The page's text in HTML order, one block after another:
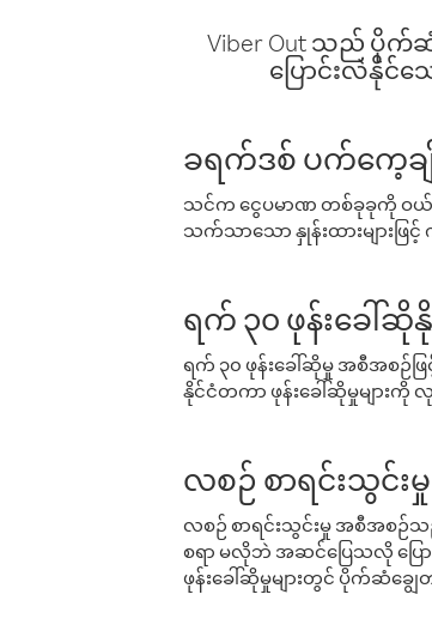
Viber Out သည် ပိုက်
ပြောင်းလဲနိုင်
ခရက်ဒစ် ပက်ကေ့ချ်
သင်က ငွေပမာဏ တစ်ခုခုကို ဝ
သက်သာသော နှုန်းထားများဖြ
ရက် ၃၀ ဖုန်းခေါ်
ရက် ၃၀ ဖုန်းခေါ်ဆိုမှု အစီအစဉ်
နိုင်ငံတကာ ဖုန်းခေါ်ဆိုမှုများ
လစဉ် စာရင်းသွင်း
လစဉ် စာရင်းသွင်းမှု အစီအစဉ်သ
စရာ မလိုဘဲ အဆင်ပြေသလို ပြေ
ဖုန်းခေါ်ဆိုမှုများတွင် ပိုက်ဆံချွ